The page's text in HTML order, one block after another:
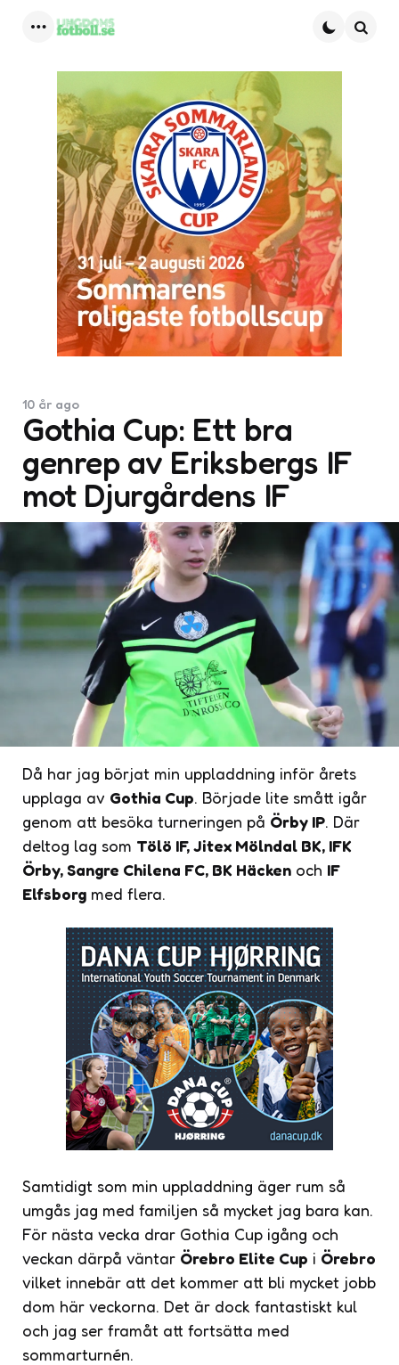
Gothia Cup: Ett bra
genrep av Eriksbergs IF
mot Djurgårdens IF
10 år ago
Då har jag börjat min uppladdning inför årets
upplaga av Gothia Cup. Började lite smått igår
genom att besöka turneringen på Örby IP. Där
deltog lag som Tölö IF, Jitex Mölndal BK, IFK
Örby, Sangre Chilena FC, BK Häcken och IF
Elfsborg med flera.
Samtidigt som min uppladdning äger rum så
umgås jag med familjen så mycket jag bara kan.
För nästa vecka drar Gothia Cup igång och
veckan därpå väntar Örebro Elite Cup i Örebro
vilket innebär att det kommer att bli mycket jobb
dom här veckorna. Det är dock fantastiskt kul
och jag ser framåt att fortsätta med
sommarturnén.